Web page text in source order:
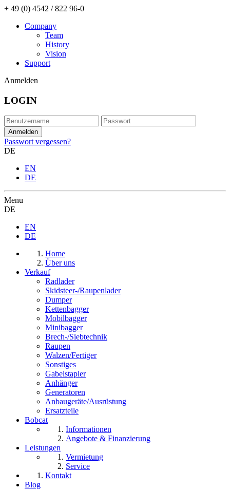
+ 49 (0) 4542 / 822 96-0
Company
Team
History
Vision
Support
Anmelden
LOGIN
Passwort vergessen?
DE
EN
DE
Menu
DE
EN
DE
Home
Über uns
Verkauf
Radlader
Skidsteer-/Raupenlader
Dumper
Kettenbagger
Mobilbagger
Minibagger
Brech-/Siebtechnik
Raupen
Walzen/Fertiger
Sonstiges
Gabelstapler
Anhänger
Generatoren
Anbaugeräte/Ausrüstung
Ersatzteile
Bobcat
Informationen
Angebote & Finanzierung
Leistungen
Vermietung
Service
Kontakt
Blog